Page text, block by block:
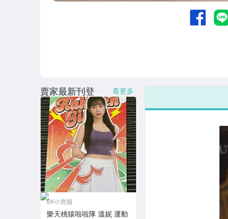
賣家最新刊登 看更多
BK小賣舖
樂天桃猿啦啦隊 溫妮 運動